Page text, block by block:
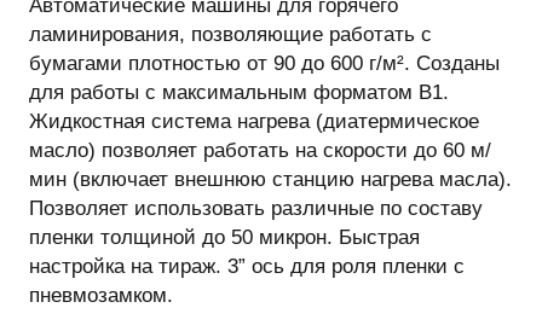
Автоматические машины для горячего
ламинирования, позволяющие работать с
бумагами плотностью от 90 до 600 г/м². Созданы
для работы с максимальным форматом В1.
Жидкостная система нагрева (диатермическое
масло) позволяет работать на скорости до 60 м/
мин (включает внешнюю станцию нагрева масла).
Позволяет использовать различные по составу
пленки толщиной до 50 микрон. Быстрая
настройка на тираж. 3” ось для роля пленки с
пневмозамком.